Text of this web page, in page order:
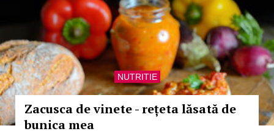
NUTRITIE
Zacusca de vinete - rețeta lăsată de
bunica mea